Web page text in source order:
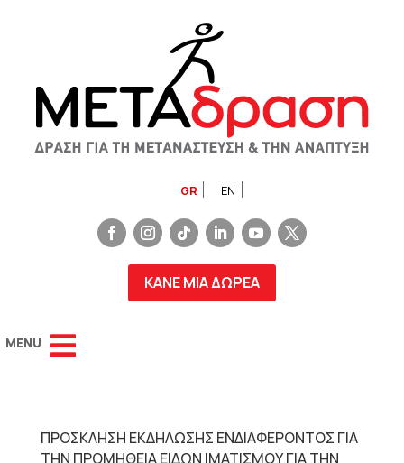
GR EN
ΚΑΝΕ ΜΙΑ ΔΩΡΕΑ
ΠΡΟΣΚΛΗΣΗ ΕΚΔΗΛΩΣΗΣ ΕΝΔΙΑΦΕΡΟΝΤΟΣ ΓΙΑ
ΤΗΝ ΠΡΟΜΗΘΕΙΑ ΕΙΔΩΝ ΙΜΑΤΙΣΜΟΥ ΓΙΑ ΤΗΝ